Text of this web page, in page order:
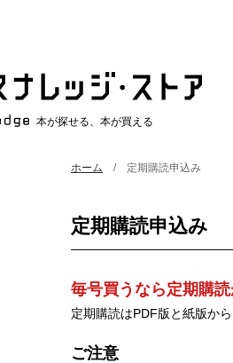
本が探せる、本が買える
ホーム 定期購読申込み
定期購読申込み
毎号買うなら定期購読
定期購読はPDF版と紙版か
ご注意